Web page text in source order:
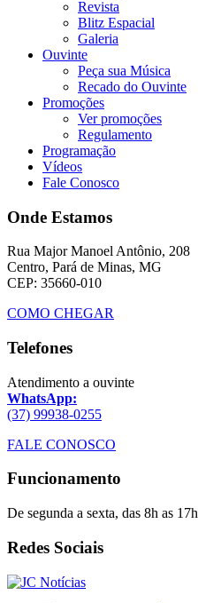
Revista
Blitz Espacial
Galeria
Ouvinte
Peça sua Música
Recado do Ouvinte
Promoções
Ver promoções
Regulamento
Programação
Vídeos
Fale Conosco
Onde Estamos
Rua Major Manoel Antônio, 208
Centro, Pará de Minas, MG
CEP: 35660-010
COMO CHEGAR
Telefones
Atendimento a ouvinte
WhatsApp:
(37) 99938-0255
FALE CONOSCO
Funcionamento
De segunda a sexta, das 8h as 17h
Redes Sociais